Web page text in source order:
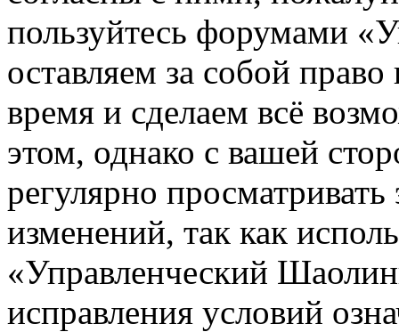
пользуйтесь форумами
оставляем за собой
время и сделаем всё
этом, однако с вашей
регулярно просматривать
изменений, так как
«Управленческий
исправления условий